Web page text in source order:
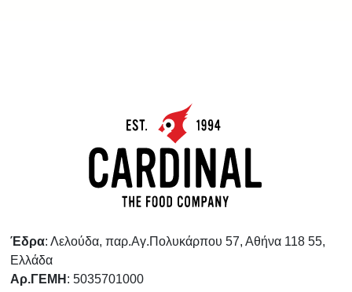
Έδρα: Λελούδα, παρ.Αγ.Πολυκάρπου 57, Αθήνα 118 55,
Ελλάδα
Αρ.ΓΕΜΗ : 5035701000